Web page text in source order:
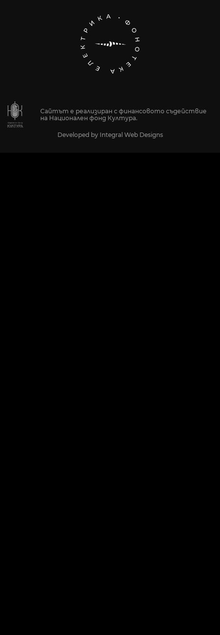
Сайтът е реализиран с финансовото съдействие
на Национален фонд Култура.
Developed by Integral Web Designs